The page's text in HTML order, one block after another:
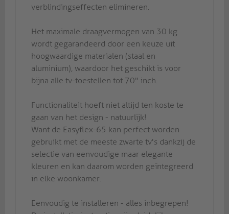
verblindingseffecten elimineren.
Het maximale draagvermogen van 30 kg
wordt gegarandeerd door een keuze uit
hoogwaardige materialen (staal en
aluminium), waardoor het geschikt is voor
bijna alle tv-toestellen tot 70" inch.
Functionaliteit hoeft niet altijd ten koste te
gaan van het design - natuurlijk!
Want de Easyflex-65 kan perfect worden
gebruikt met de meeste zwarte tv's dankzij de
selectie van eenvoudige maar elegante
kleuren en kan daarom worden geïntegreerd
in elke woonkamer.
Eenvoudig te installeren - alles inbegrepen!